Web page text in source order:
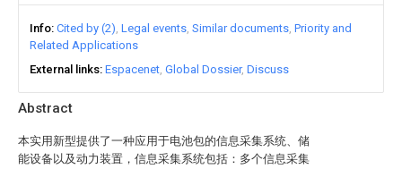
Abstract
本实用新型提供了一种应用于电池包的信息采集系统、储
能设备以及动力装置，信息采集系统包括：多个信息采集
Info Cited by (2) Legal events Similar documents Priority and
Related Applications
External links Espacenet Global Dossier Discuss